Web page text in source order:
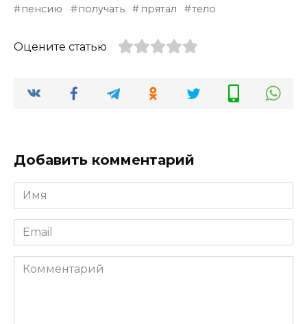
пенсию
получать прятал тело
Оцените статью
Добавить комментарий
Имя
*
Email
*
Комментарий